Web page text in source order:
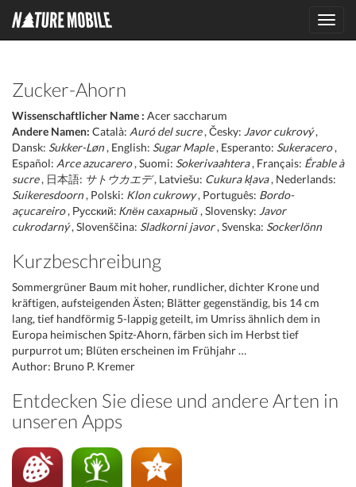
Zucker-Ahorn
Wissenschaftlicher Name : Acer saccharum
Andere Namen: Català: Auró del sucre, Česky: Javor cukrový,
Dansk: Sukker-Løn, English: Sugar Maple, Esperanto: Sukeracero,
Español: Arce azucarero, Suomi: Sokerivaahtera, Français: Érable à
sucre, 日本語: サトウカエデ, Latviešu: Cukura kļava, Nederlands:
Suikeresdoorn, Polski: Klon cukrowy, Português: Bordo-
açucareiro, Русский: Клён сахарный , Slovensky: Javor
cukrodarný, Slovenščina: Sladkorni javor, Svenska: Sockerlönn
Kurzbeschreibung
Sommergrüner Baum mit hoher, rundlicher, dichter Krone und
kräftigen, aufsteigenden Ästen; Blätter gegenständig, bis 14 cm
lang, tief handförmig 5-lappig geteilt, im Umriss ähnlich dem in
Europa heimischen Spitz-Ahorn, färben sich im Herbst tief
purpurrot um; Blüten erscheinen im Frühjahr …
Author: Bruno P. Kremer
Entdecken Sie diese und andere Arten in
unseren Apps